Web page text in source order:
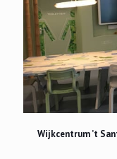
Wijkcentrum ’t